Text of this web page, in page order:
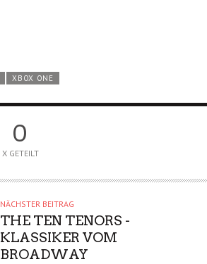
XBOX ONE
0
X GETEILT
NÄCHSTER BEITRAG
THE TEN TENORS -
KLASSIKER VOM
BROADWAY